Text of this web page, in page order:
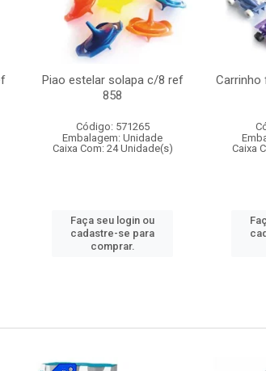
Piao estelar solapa c/8 ref
858
Código: 571265
Embalagem: Unidade
Caixa Com: 24 Unidade(s)
Faça seu login ou
cadastre-se para
comprar.
Carrinho
Caixa